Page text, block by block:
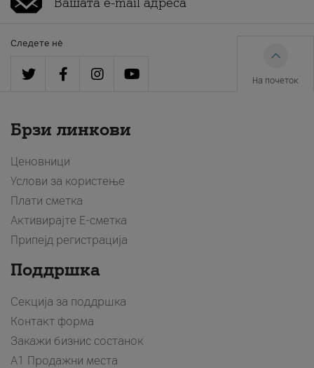
Следете нè
На почеток
Брзи линкови
Ценовници
Услови за користење
Плати сметка
Активирајте Е-сметка
Припејд регистрација
Поддршка
Секција за поддршка
Контакт форма
Закажи бизнис состанок
A1 Продажни места